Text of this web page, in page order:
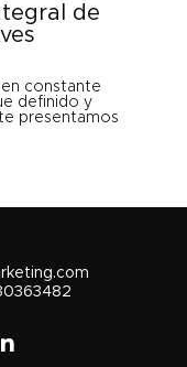
de
constante
definido y
presentamos